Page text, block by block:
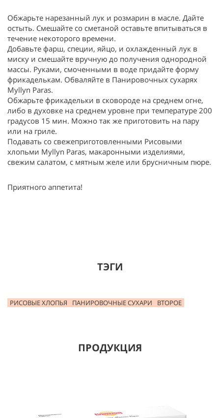
Обжарьте нарезанный лук и розмарин в масле. Дайте
остыть. Смешайте со сметаной оставьте впитываться в
течение некоторого времени.
Добавьте фарш, специи, яйцо, и охлажденный лук в
миску и смешайте вручную до получения однородной
массы. Руками, смоченными в воде придайте форму
фрикаделькам. Обваляйте в Панировочных сухарях
Myllyn Paras.
Обжарьте фрикадельки в сковороде на среднем огне,
либо в духовке на среднем уровне при температуре 200
градусов 15 мин. Можно так же приготовить на пару
или на гриле.
Подавать со свежеприготовленными Рисовыми
хлопьми Myllyn Paras, макаронными изделиями,
свежим салатом, с мятным желе или брусничным пюре.
Приятного аппетита!
ТЭГИ
РИСОВЫЕ ХЛОПЬЯ ПАНИРОВОЧНЫЕ СУХАРИ ВТОРОЕ
ПРОДУКЦИЯ